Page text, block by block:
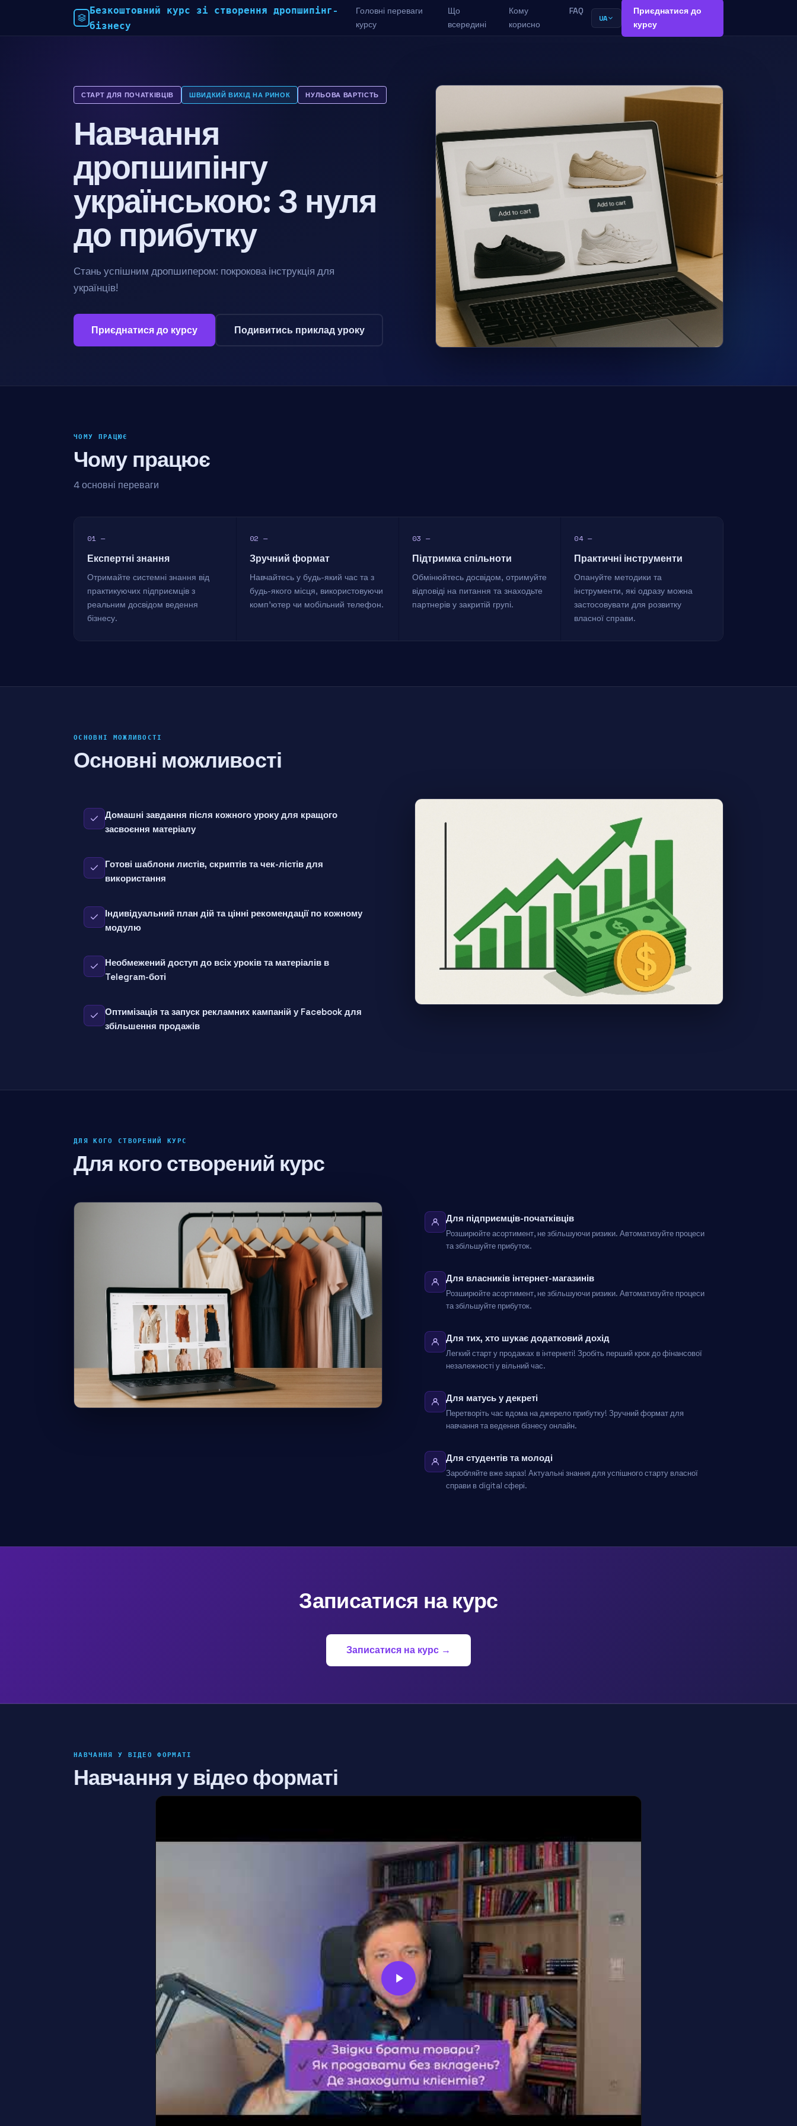
Безкоштовний курс зі створення дропшипінг-
бізнесу
Головні переваги
курсу
Що
всередині
Кому
корисно
FAQ
UA
Приєднатися до
курсу
СТАРТ ДЛЯ ПОЧАТКІВЦІВ ШВИДКИЙ ВИХІД НА РИНОК НУЛЬОВА ВАРТІСТЬ
Навчання
дропшипінгу
українською: З нуля
до прибутку
Стань успішним дропшипером: покрокова інструкція для
українців!
Приєднатися до курсу Подивитись приклад уроку
ЧОМУ ПРАЦЮЄ
Чому працює
4 основні переваги
01 —
Експертні знання
Отримайте системні знання від
практикуючих підприємців з
реальним досвідом ведення
бізнесу.
02 —
Зручний формат
Навчайтесь у будь-який час та з
будь-якого місця, використовуючи
комп'ютер чи мобільний телефон.
03 —
Підтримка спільноти
Обмінюйтесь досвідом, отримуйте
відповіді на питання та знаходьте
партнерів у закритій групі.
04 —
Практичні інструменти
Опануйте методики та
інструменти, які одразу можна
застосовувати для розвитку
власної справи.
ОСНОВНІ МОЖЛИВОСТІ
Основні можливості
Домашні завдання після кожного уроку для кращого
засвоєння матеріалу
Готові шаблони листів, скриптів та чек-лістів для
використання
Індивідуальний план дій та цінні рекомендації по кожному
модулю
Необмежений доступ до всіх уроків та матеріалів в
Telegram-боті
Оптимізація та запуск рекламних кампаній у Facebook для
збільшення продажів
ДЛЯ КОГО СТВОРЕНИЙ КУРС
Для кого створений курс
Для підприємців-початківців
Розширюйте асортимент, не збільшуючи ризики. Автоматизуйте процеси
та збільшуйте прибуток.
Для власників інтернет-магазинів
Розширюйте асортимент, не збільшуючи ризики. Автоматизуйте процеси
та збільшуйте прибуток.
Для тих, хто шукає додатковий дохід
Легкий старт у продажах в інтернеті! Зробіть перший крок до фінансової
незалежності у вільний час.
Для матусь у декреті
Перетворіть час вдома на джерело прибутку! Зручний формат для
навчання та ведення бізнесу онлайн.
Для студентів та молоді
Заробляйте вже зараз! Актуальні знання для успішного старту власної
справи в digital сфері.
Записатися на курс
Записатися на курс →
НАВЧАННЯ У ВІДЕО ФОРМАТІ
Навчання у відео форматі